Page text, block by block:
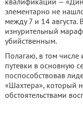
элементарно не
между 7 и 14 августа.
изнурительный
убийственным.
Полагаю, в том числе
путевки в основную
поспособствовав
«Шахтера», который
обстоятельствами